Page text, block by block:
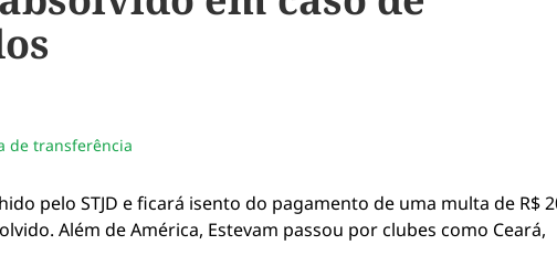
de transferência
pelo STJD e ficará isento do pagamento de uma multa de R$
Além de América, Estevam passou por clubes como Ceará,